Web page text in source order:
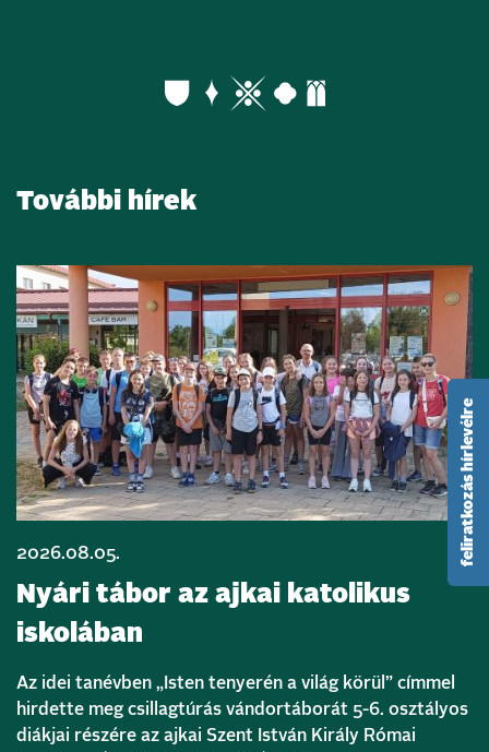
További hírek
2026.08.05.
Nyári tábor az ajkai katolikus
iskolában
Az idei tanévben „Isten tenyerén a világ körül” címmel
hirdette meg csillagtúrás vándortáborát 5-6. osztályos
diákjai részére az ajkai Szent István Király Római
feliratkozás hírlevélre